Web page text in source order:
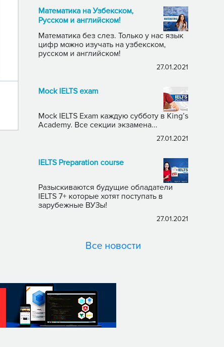
Математика на Узбекском,
Русском и английском!
Математика без слез. Только у нас язык
цифр можно изучать на узбекском,
русском и английском!
27.01.2021
Mock IELTS exam
Mock IELTS Exam каждую субботу в King’s
Academy. Все секции экзамена...
27.01.2021
IELTS Preparation course
Разыскиваются будущие обладатели
IELTS 7+ которые хотят поступать в
зарубежные ВУЗы!
27.01.2021
Все новости